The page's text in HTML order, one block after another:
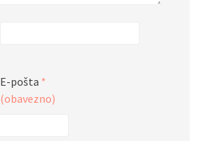
E-pošta *
(obavezno)